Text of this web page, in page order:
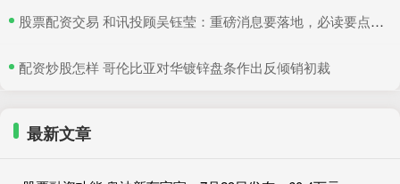
​股票配资交易 和讯投顾吴钰莹：重磅消息要落地，必读要点提前讲
​配资炒股怎样 哥伦比亚对华镀锌盘条作出反倾销初裁
最新文章